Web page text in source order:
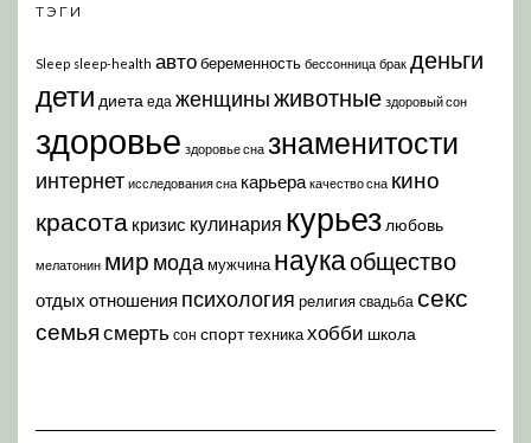
ТЭГИ
Sleep sleep-health автобеременность бессонница брак деньги
дети диета еда женщиныживотные здоровый сон
здоровье здоровье сна знаменитости
интернет исследования сна карьера качество сна кино
красота кризис кулинария курьез любовь
мелатонин мир модамужчина наукаобщество
отдых отношения психология религия свадьба секс
семья смерть сон спорттехникахобби школа